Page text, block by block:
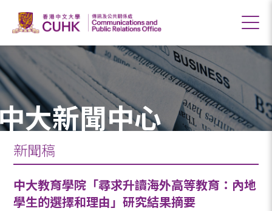
大新聞中心
新聞稿
中大教育學院「尋求升讀海外高等教育：內地
學生的選擇和理由」研究結果摘要